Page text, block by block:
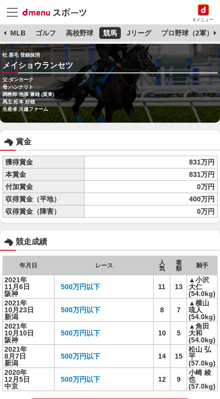
dメニュー
MLB ゴルフ 高校野球 競馬 Jリーグ プロ野球（2軍）
牡 栗毛 登録抹消
メイショウランセツ
父:ダンカーク
母:ハンナリト
調教師:池添 兼雄 (栗東)
馬主:松本 好雄
生産者:川越ファーム
賞金
獲得賞金
831万円
本賞金
831万円
付加賞金
0万円
収得賞金（平地）
400万円
収得賞金（障害）
0万円
競走成績
年月日 レース
人
気
着
順
騎手
2021年
11月6日
阪神
500万円以下 11 13
▲小沢
大仁
(54.0kg)
2021年
10月23日
新潟
500万円以下 8 7
▲横山
琉人
(54.0kg)
2021年
10月10日
阪神
500万円以下 10 5
▲角田
大和
(54.0kg)
2021年
8月7日
新潟
500万円以下 14 15
松山 弘
平
(57.0kg)
2020年
12月5日
中京
500万円以下 12 9
小崎 綾
也
(57.0kg)